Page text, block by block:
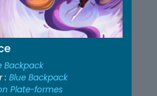
Backpack
: Blue Backpack
Plate-formes